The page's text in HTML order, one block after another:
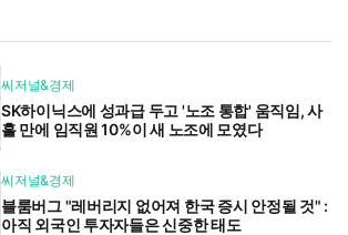
씨저널&경제
SK하이닉스에 성과급 두고 '노조 통합' 움직임, 사
흘 만에 임직원 10%이 새 노조에 모였다
씨저널&경제
블룸버그 "레버리지 없어져 한국 증시 안정될 것" :
아직 외국인 투자자들은 신중한 태도